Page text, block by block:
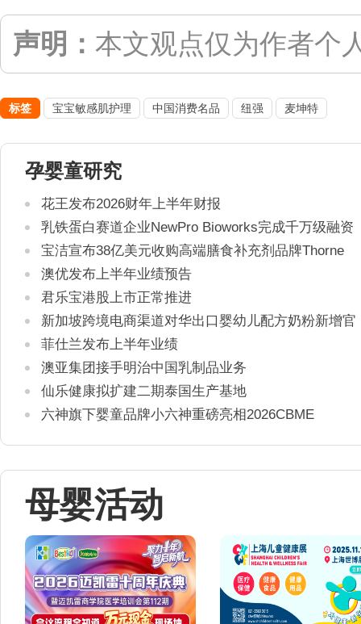
声明： 本文观点仅为作者个
标签 宝宝敏感肌护理 中国消费名品 纽强 麦坤特
孕婴童研究
花王发布2026财年上半年财报
乳铁蛋白赛道企业NewPro Bioworks完成千万级融资
宝洁宣布38亿美元收购高端膳食补充剂品牌Thorne
澳优发布上半年业绩预告
君乐宝港股上市正常推进
新加坡跨境电商渠道对华出口婴幼儿配方奶粉新增官
方健康证书通关要求
菲仕兰发布上半年业绩
澳亚集团接手明治中国乳制品业务
仙乐健康拟扩建二期泰国生产基地
六神旗下婴童品牌小六神重磅亮相2026CBME
母婴活动